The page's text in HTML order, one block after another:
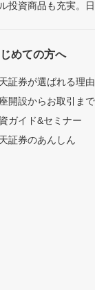
投資商品も充実。
めての方へ
証券が選ばれる理由
開設からお取引ま
ガイド&セミナー
証券のあんしん